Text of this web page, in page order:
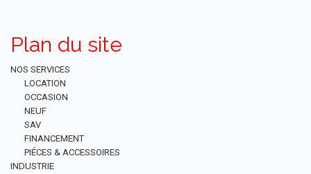
Plan du site
NOS SERVICES
LOCATION
OCCASION
NEUF
SAV
FINANCEMENT
PIÉCES & ACCESSOIRES
INDUSTRIE